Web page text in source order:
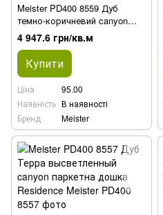
Meister PD400 8559 Дуб
темно-коричневий canyon
паркетна дошка Residence
4 947.6 грн/кв.м
Купити
Ціна
95.00
Наявність В наявності
Бренд
Meister